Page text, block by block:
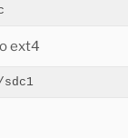
ext4